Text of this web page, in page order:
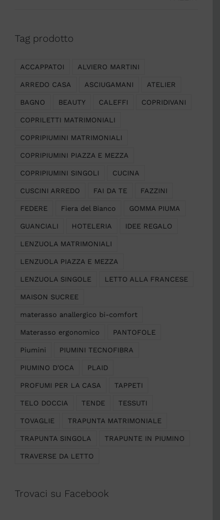
Tag prodotto
ACCAPPATOI ALVIERO MARTINI
ARREDO CASA ASCIUGAMANI ATELIER
BAGNO BEAUTY CALEFFI COPRIDIVANI
COPRILETTI MATRIMONIALI
COPRIPIUMINI MATRIMONIALI
COPRIPIUMINI PIAZZA E MEZZA
COPRIPIUMINI SINGOLI CUCINA
CUSCINI ARREDO FAI DA TE FAZZINI
FEDERE Fiera del Bianco GOMMA PIUMA
GUANCIALI HOTELERIA IDEE REGALO
LENZUOLA MATRIMONIALI
LENZUOLA PIAZZA E MEZZA
LENZUOLA SINGOLE LETTO ALLA FRANCESE
MAISON SUCREE
materasso anallergico bi-comfort
Materasso ergonomico PANTOFOLE
Piumini PIUMINI TECNOFIBRA
PIUMINO D'OCA PLAID
PROFUMI PER LA CASA TAPPETI
TELO DOCCIA TENDE TESSUTI
TOVAGLIE TRAPUNTA MATRIMONIALE
TRAPUNTA SINGOLA TRAPUNTE IN PIUMINO
TRAVERSE DA LETTO
Trovaci su Facebook